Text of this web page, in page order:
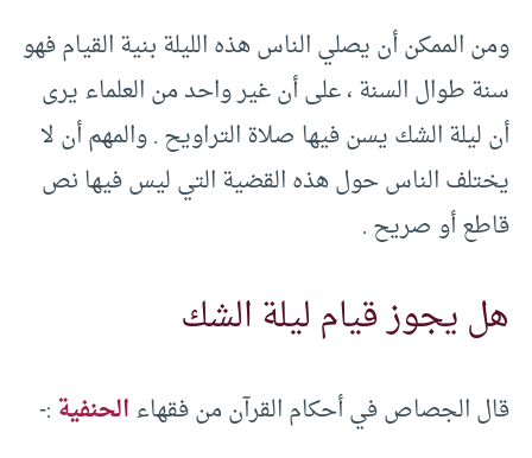
ومن الممكن أن يصلي الناس هذه الليلة بنية القيام فهو
سنة طوال السنة ، على أن غير واحد من العلماء يرى
أن ليلة الشك يسن فيها صلاة التراويح . والمهم أن لا
يختلف الناس حول هذه القضية التي ليس فيها نص
قاطع أو صريح .
هل يجوز قيام ليلة الشك
قال الجصاص في أحكام القرآن من فقهاءالحنفية:-